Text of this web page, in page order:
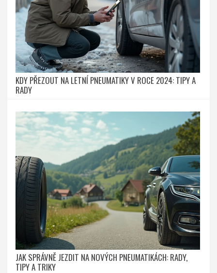
KDY PŘEZOUT NA LETNÍ PNEUMATIKY V ROCE 2024: TIPY A
RADY
JAK SPRÁVNĚ JEZDIT NA NOVÝCH PNEUMATIKÁCH: RADY,
TIPY A TRIKY